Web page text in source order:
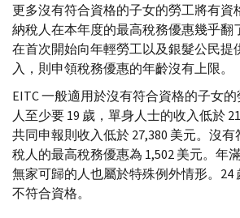
更多沒有符合資格的子女的勞工將有資
納稅人在本年度的最高稅務優惠幾乎翻
在首次開始向年輕勞工以及銀髮公民提
入，則申領稅務優惠的年齡沒有上限。
EITC一般適用於沒有符合資格的子女
人至少要 19 歲，單身人士的收入低於
共同申報則收入低於 27,380 美元。沒
稅人的最高稅務優惠為 1,502 美元。年
無家可歸的人也屬於特殊例外情形。24
不符合資格。